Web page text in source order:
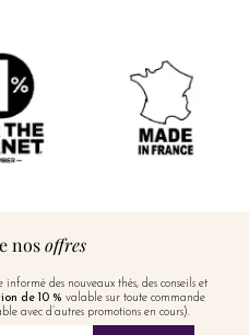
nosoffres
informé des nouveaux thés, des conseils et
de 10 % valable sur toute commande
avec d’autres promotions en cours).